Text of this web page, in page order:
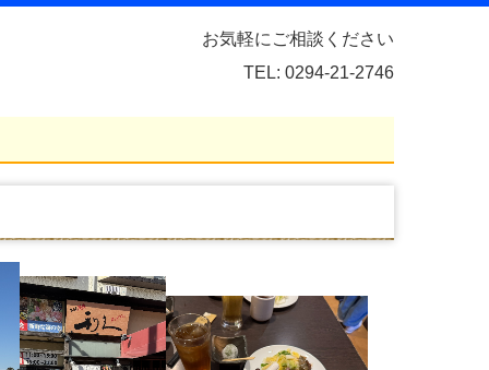
お気軽にご相談ください
TEL: 0294-21-2746